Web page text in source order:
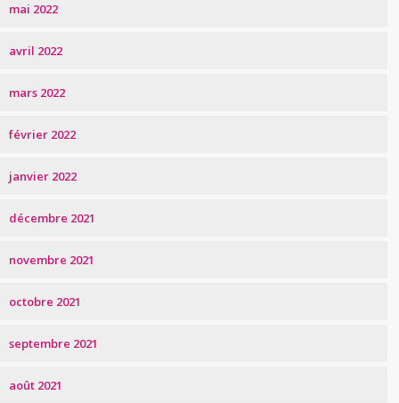
mai 2022
avril 2022
mars 2022
février 2022
janvier 2022
décembre 2021
novembre 2021
octobre 2021
septembre 2021
août 2021